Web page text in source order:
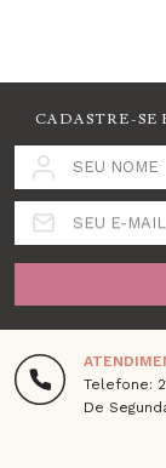
CADASTRE-SE
SEU NOME
SEU E-MAIL
Telefone:
De